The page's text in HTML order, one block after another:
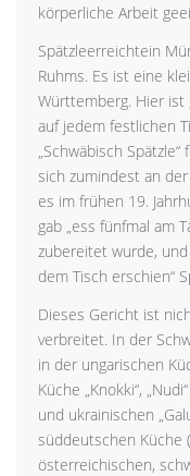
körperliche Arbeit
Spätzleerreichtein
Ruhms. Es ist eine
Württemberg. Hier ist
auf jedem festlichen
„Schwäbisch
sich zumindest an
es im frühen 19.
gab „ess fünfmal am
zubereitet wurde,
dem Tisch erschien“
Dieses Gericht ist
verbreitet. In der
in der ungarischen
Küche „Knokki“,
und ukrainischen
süddeutschen Küche
österreichischen,